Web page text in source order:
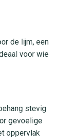
de lijm, een
voor wie
stevig
gevoelige
oppervlak